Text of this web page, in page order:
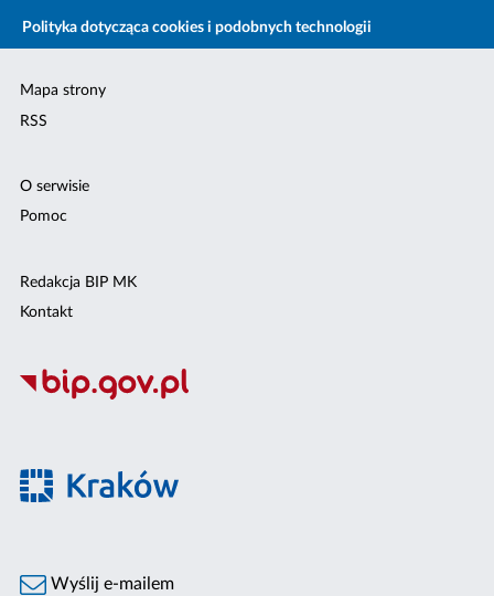
Polityka dotycząca cookies i podobnych technologii
Mapa strony
RSS
O serwisie
Pomoc
Redakcja BIP MK
Kontakt
Wyślij e-mailem